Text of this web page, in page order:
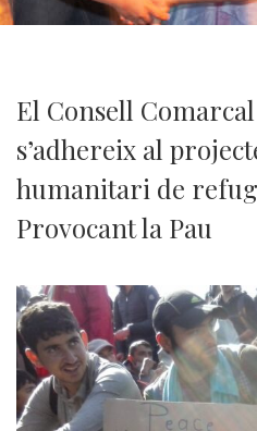
El Consell
s’adhereix al
humanitari de
Provocant la Pau